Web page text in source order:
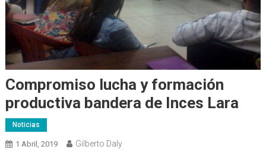
Compromiso lucha y formación
productiva bandera de Inces Lara
Noticias
1 Abril, 2019 Gilberto Daly